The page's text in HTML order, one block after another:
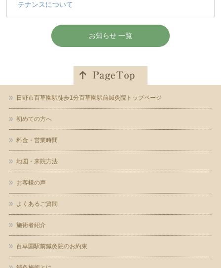
テナンスについて
お知らせ 一覧
日野市百草園駅徒歩1分百草園駅前鍼灸院トップページ
初めての方へ
料金・営業時間
地図・来院方法
お客様の声
よくあるご質問
施術者紹介
百草園駅前鍼灸院のお約束